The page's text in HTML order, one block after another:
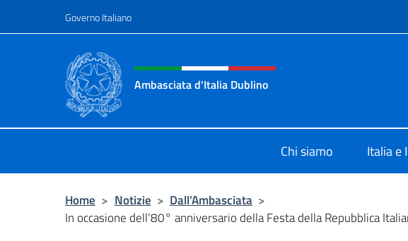
Governo Italiano
Intestazione sito, social e menù
Ambasciata d'Italia Dublino
Chi siamo Italia e
Home > Notizie > Dall’Ambasciata >
In occasione dell’80° anniversario della Festa della Repubblica